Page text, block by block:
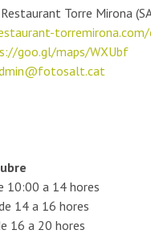
Torre Mirona
goo.gl/maps/WXUbf
10:00 a 14 hores
14 a 16 hores
16 a 20 hores